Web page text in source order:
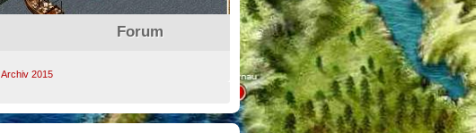
Forum
Archiv 2015